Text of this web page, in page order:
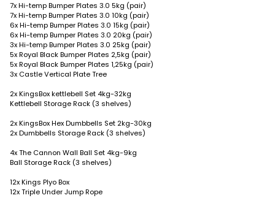
7x Hi-temp Bumper Plates 3.0 5kg (pair)
7x Hi-temp Bumper Plates 3.0 10kg (pair)
6x Hi-temp Bumper Plates 3.0 15kg (pair)
6x Hi-temp Bumper Plates 3.0 20kg (pair)
3x Hi-temp Bumper Plates 3.0 25kg (pair)
5x Royal Black Bumper Plates 2,5kg (pair)
5x Royal Black Bumper Plates 1,25kg (pair)
3x Castle Vertical Plate Tree
2x KingsBox kettlebell Set 4kg-32kg
Kettlebell Storage Rack (3 shelves)
2x KingsBox Hex Dumbbells Set 2kg-30kg
2x Dumbbells Storage Rack (3 shelves)
4x The Cannon Wall Ball Set 4kg-9kg
Ball Storage Rack (3 shelves)
12x Kings Plyo Box
12x Triple Under Jump Rope